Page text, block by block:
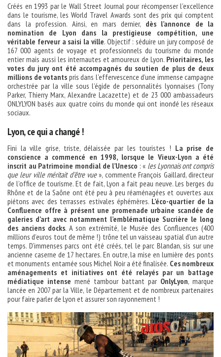
Créés en 1993 par le Wall Street Journal pour récompenser l’excellence
dans le tourisme, les World Travel Awards sont des prix qui comptent
dans la profession. Ainsi, en mars dernier, dès l’annonce de la
nomination de Lyon dans la prestigieuse compétition, une
véritable ferveur a saisi la ville. Objectif : séduire un jury composé de
167 000 agents de voyage et professionnels du tourisme du monde
entier mais aussi les internautes et amoureux de Lyon. Prioritaires, les
votes du jury ont été accompagnés du soutien de plus de deux
millions de votants pris dans l’effervescence d’une immense campagne
orchestrée par la ville sous l’égide de personnalités lyonnaises (Tony
Parker, Thierry Marx, Alexandre Lacazette) et de 23 000 ambassadeurs
ONLYLYON basés aux quatre coins du monde qui ont inondé les réseaux
sociaux.
Lyon, ce qui a changé !
Fini la ville grise, triste, délaissée par les touristes ! La prise de
conscience a commencé en 1998, lorsque le Vieux-Lyon a été
inscrit au Patrimoine mondial de l’Unesco : « les Lyonnais ont compris
que leur ville méritait d’être vue», commente François Gaillard, directeur
de l’office de tourisme. Et de fait, Lyon a fait peau neuve. Les berges du
Rhône et de la Saône ont été peu à peu réaménagées et ouvertes aux
piétons avec des terrasses estivales éphémères. L’éco-quartier de la
Confluence offre à présent une promenade urbaine scandée de
galeries d’art avec notamment l’emblématique Sucrière le long
des anciens docks. A son extrémité, le Musée des Confluences (400
millions d’euros tout de même !) trône tel un vaisseau spatial d’un autre
temps. D’immenses parcs ont été créés, tel le parc Blandan, sis sur une
ancienne caserne de 17 hectares. En outre, la mise en lumière des ponts
et monuments entamée sous Michel Noir a été finalisée. Ces nombreux
aménagements et initiatives ont été relayés par un battage
médiatique intense mené tambour battant par OnlyLyon, marque
lancée en 2007 par la Ville, le Département et de nombreux partenaires
pour faire parler de Lyon et assurer son rayonnement !